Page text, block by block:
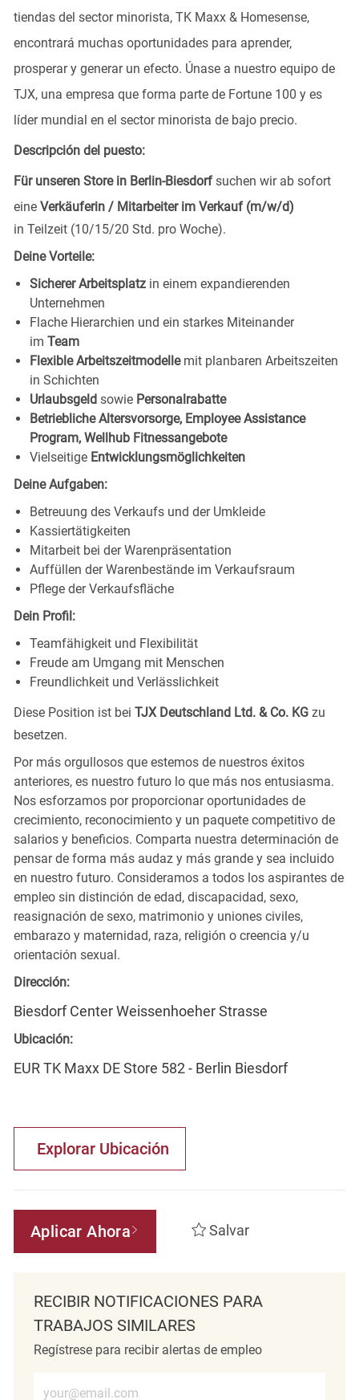
tiendas del sector minorista, TK Maxx & Homesense,
encontrará muchas oportunidades para aprender,
prosperar y generar un efecto. Únase a nuestro equipo de
TJX, una empresa que forma parte de Fortune 100 y es
líder mundial en el sector minorista de bajo precio.
Descripción del puesto:
Für unseren Store in Berlin-Biesdorf suchen wir ab sofort
eine Verkäuferin / Mitarbeiter im Verkauf (m/w/d)
in Teilzeit (10/15/20 Std. pro Woche).
Deine Vorteile:
Sicherer Arbeitsplatz in einem expandierenden
Unternehmen
Flache Hierarchien und ein starkes Miteinander
im Team
Flexible Arbeitszeitmodelle mit planbaren Arbeitszeiten
in Schichten
Urlaubsgeld sowie Personalrabatte
Betriebliche Altersvorsorge, Employee Assistance
Program, Wellhub Fitnessangebote
Vielseitige Entwicklungsmöglichkeiten
Deine Aufgaben:
Betreuung des Verkaufs und der Umkleide
Kassiertätigkeiten
Mitarbeit bei der Warenpräsentation
Auffüllen der Warenbestände im Verkaufsraum
Pflege der Verkaufsfläche
Dein Profil:
Teamfähigkeit und Flexibilität
Freude am Umgang mit Menschen
Freundlichkeit und Verlässlichkeit
Diese Position ist bei TJX Deutschland Ltd. & Co. KG zu
besetzen.
Por más orgullosos que estemos de nuestros éxitos
anteriores, es nuestro futuro lo que más nos entusiasma.
Nos esforzamos por proporcionar oportunidades de
crecimiento, reconocimiento y un paquete competitivo de
salarios y beneficios. Comparta nuestra determinación de
pensar de forma más audaz y más grande y sea incluido
en nuestro futuro. Consideramos a todos los aspirantes de
empleo sin distinción de edad, discapacidad, sexo,
reasignación de sexo, matrimonio y uniones civiles,
embarazo y maternidad, raza, religión o creencia y/u
orientación sexual.
Dirección:
Biesdorf Center Weissenhoeher Strasse
Ubicación:
EUR TK Maxx DE Store 582 - Berlin Biesdorf
Explorar Ubicación
Aplicar Ahora Salvar
RECIBIR NOTIFICACIONES PARA
TRABAJOS SIMILARES
Regístrese para recibir alertas de empleo